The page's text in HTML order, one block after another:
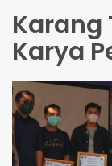
Karang
Karya